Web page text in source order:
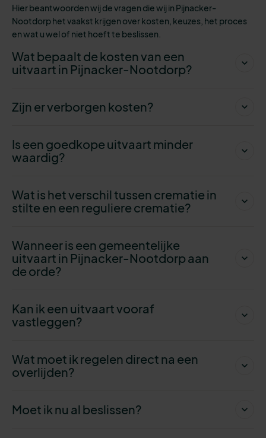
Hier beantwoorden wij de vragen die wij in Pijnacker-
Nootdorp het vaakst krijgen over kosten, keuzes, het proces
en wat u wel of niet hoeft te beslissen.
Wat bepaalt de kosten van een
uitvaart in Pijnacker-Nootdorp?
Zijn er verborgen kosten?
Is een goedkope uitvaart minder
waardig?
Wat is het verschil tussen crematie in
stilte en een reguliere crematie?
Wanneer is een gemeentelijke
uitvaart in Pijnacker-Nootdorp aan
de orde?
Kan ik een uitvaart vooraf
vastleggen?
Wat moet ik regelen direct na een
overlijden?
Moet ik nu al beslissen?